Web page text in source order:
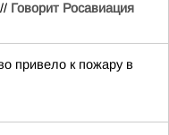
// Говорит Росавиация
привело к пожару в